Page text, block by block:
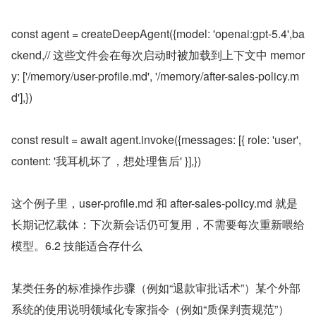
const agent = createDeepAgent({model: 'openai:gpt-5.4',ba
ckend,// 这些文件会在每次启动时被加载到上下文中 memor
y: ['/memory/user-profile.md', '/memory/after-sales-policy.m
d'],})
const result = await agent.invoke({messages: [{ role: 'user',
content: '我耳机坏了，想处理售后' }],})
这个例子里，user-profile.md 和 after-sales-policy.md 就是
长期记忆载体：下次新会话仍可复用，不需要每次重新喂给
模型。6.2 技能适合存什么
某类任务的标准操作步骤（例如“退款审批话术”）某个外部
系统的使用说明领域化专家指令（例如“质保判责规范”）